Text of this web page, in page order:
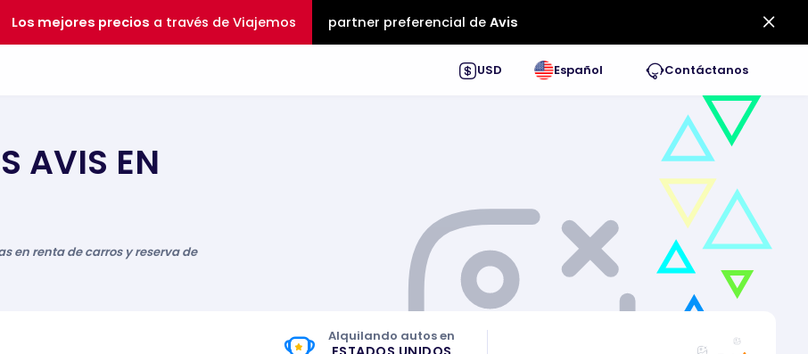
Los mejores precios a través de Viajemos partner preferencial deAvis
USD Español Contáctanos
AVIS EN
en renta de carros y reserva de
Alquilando autos en